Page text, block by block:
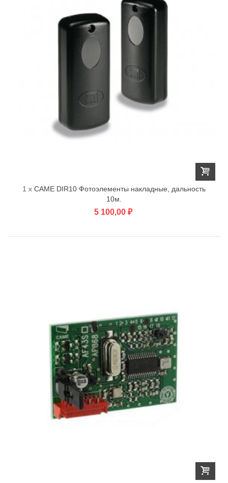
1 x CAME DIR10 Фотоэлементы накладные, дальность
10м.
5 100,00 ₽